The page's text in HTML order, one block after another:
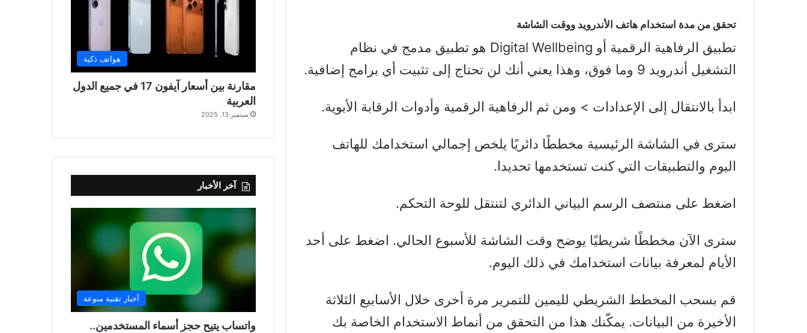
تحقق من مدة استخدام هاتف الأندرويد ووقت الشاشة
تطبيق الرفاهية الرقمية أو Digital Wellbeing هو تطبيق مدمج في نظام
التشغيل أندرويد 9 وما فوق، وهذا يعني أنك لن تحتاج إلى تثبيت أي برامج إضافية.
ابدأ بالانتقال إلى الإعدادات > ومن ثم الرفاهية الرقمية وأدوات الرقابة الأبوية.
سترى في الشاشة الرئيسية مخططًا دائريًا يلخص إجمالي استخدامك للهاتف
اليوم والتطبيقات التي كنت تستخدمها تحديدا.
اضغط على منتصف الرسم البياني الدائري لتنتقل للوحة التحكم.
سترى الآن مخططًا شريطيًا يوضح وقت الشاشة للأسبوع الحالي. اضغط على أحد
الأيام لمعرفة بيانات استخدامك في ذلك اليوم.
قم بسحب المخطط الشريطي لليمين للتمرير مرة أخرى خلال الأسابيع الثلاثة
الأخيرة من البيانات. يمكّنك هذا من التحقق من أنماط الاستخدام الخاصة بك
هواتف ذكية
مقارنة بين أسعار آيفون 17 في جميع الدول
العربية
سبتمبر 13, 2025
آخر الأخبار
أخبار تقنية منوعة
واتساب يتيح حجز أسماء المستخدمين..